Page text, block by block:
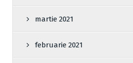
martie 2021
februarie 2021